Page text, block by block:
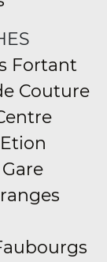
Fortant
Couture